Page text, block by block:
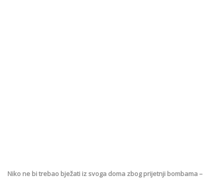
Niko ne bi trebao bježati iz svoga doma zbog prijetnji bombama –